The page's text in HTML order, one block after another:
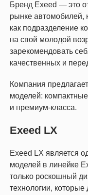
Бренд Exeed — это
рынке автомобилей,
как подразделение
на свой молодой
зарекомендовать
качественных и
Компания
моделей:
и премиум-класса.
Exeed LX
Exeed LX является
моделей в линейке
только роскошный
технологии,